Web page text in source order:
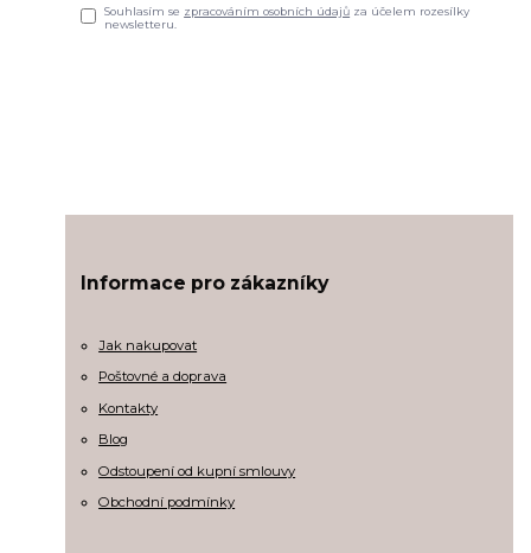
Souhlasím se zpracováním osobních údajů za účelem rozesílky
newsletteru.
Informace pro zákazníky
Jak nakupovat
Poštovné a doprava
Kontakty
Blog
Odstoupení od kupní smlouvy
Obchodní podmínky